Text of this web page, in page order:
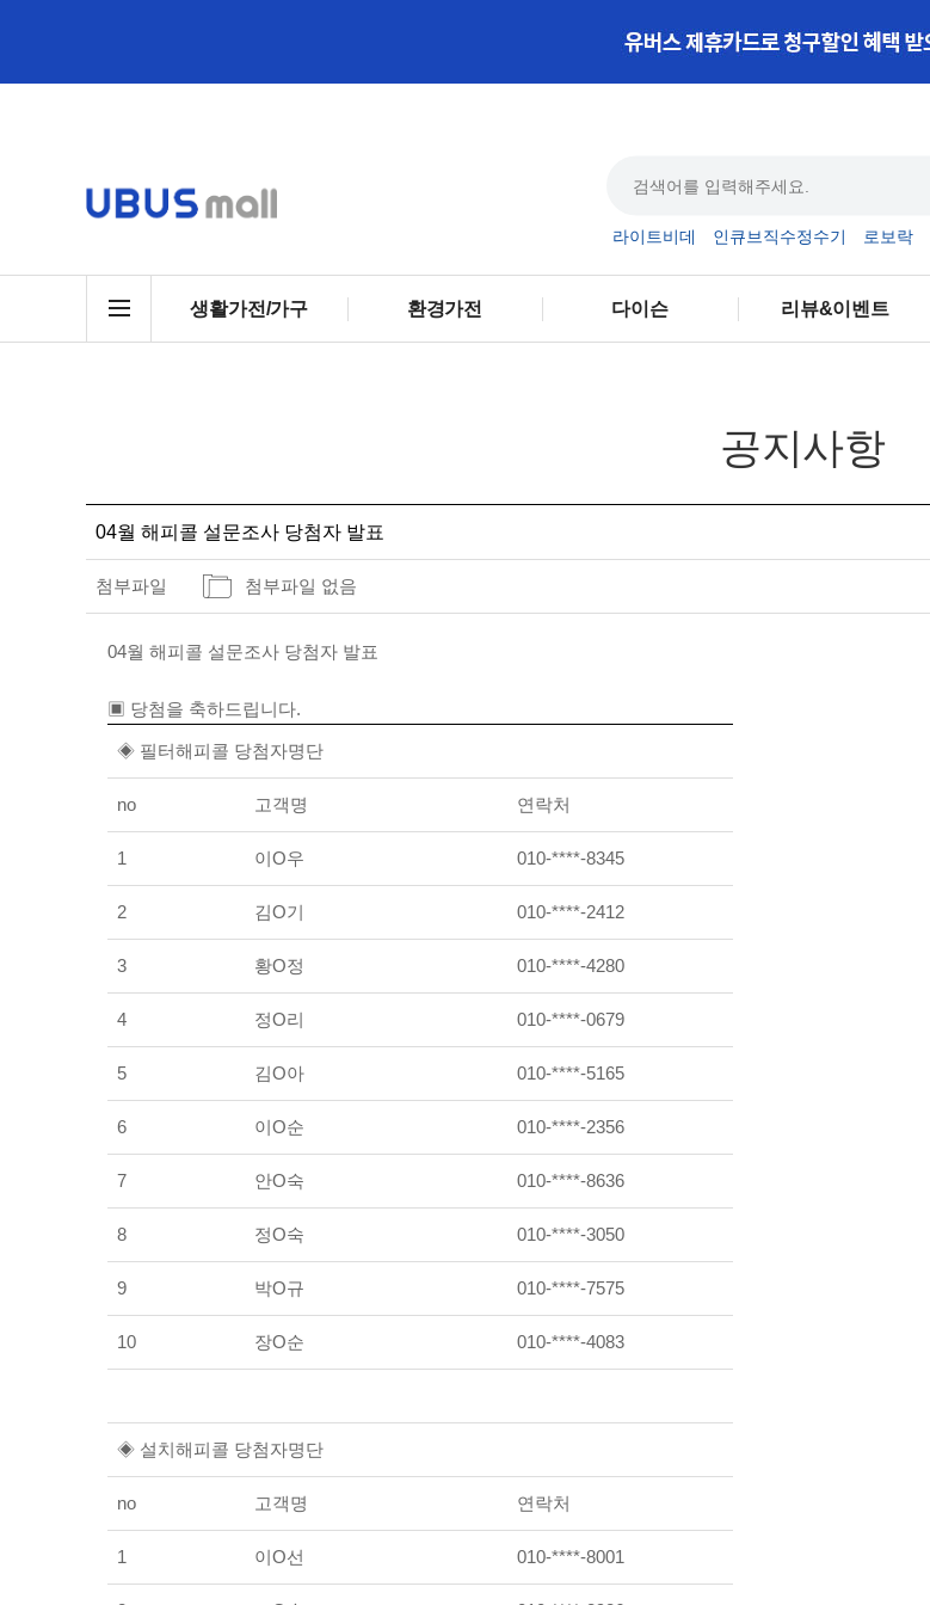
라이트비데 인큐브직수정수기 로보락
생활가전/가구 환경가전 다이슨 리뷰&이벤트
공지사항
04월 해피콜 설문조사 당첨자 발표
첨부파일 첨부파일 없음
04월 해피콜 설문조사 당첨자 발표
▣ 당첨을 축하드립니다.
◈ 필터해피콜 당첨자명단
no 고객명 연락처
1 이O우 010-****-8345
2 김O기 010-****-2412
3 황O정 010-****-4280
4 정O리 010-****-0679
5 김O아 010-****-5165
6 이O순 010-****-2356
7 안O숙 010-****-8636
8 정O숙 010-****-3050
9 박O규 010-****-7575
10 장O순 010-****-4083
◈ 설치해피콜 당첨자명단
no 고객명 연락처
1 이O선 010-****-8001